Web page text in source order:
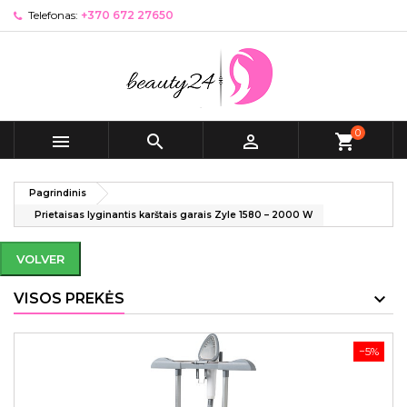
Telefonas: +370 672 27650
   shopping_cart0
Pagrindinis
Prietaisas lyginantis karštais garais Zyle 1580 – 2000 W
VOLVER
VISOS PREKĖS
−5%